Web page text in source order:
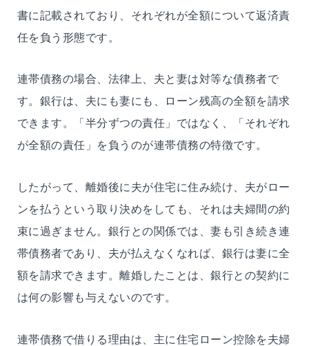
書に記載されており、それぞれが全額について返済責
任を負う形態です。
連帯債務の場合、法律上、夫と妻は対等な債務者で
す。銀行は、夫にも妻にも、ローン残高の全額を請求
できます。「半分ずつの責任」ではなく、「それぞれ
が全額の責任」を負うのが連帯債務の特徴です。
したがって、離婚後に夫が住宅に住み続け、夫がロー
ンを払うという取り決めをしても、それは夫婦間の約
束に過ぎません。銀行との関係では、妻も引き続き連
帯債務者であり、夫が払えなくなれば、銀行は妻に全
額を請求できます。離婚したことは、銀行との契約に
は何の影響も与えないのです。
連帯債務で借りる理由は、主に住宅ローン控除を夫婦